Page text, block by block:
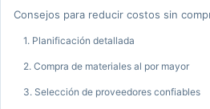
Consejos para reducir costos sin
1. Planificación detallada
2. Compra de materiales al por mayor
3. Selección de proveedores confiables